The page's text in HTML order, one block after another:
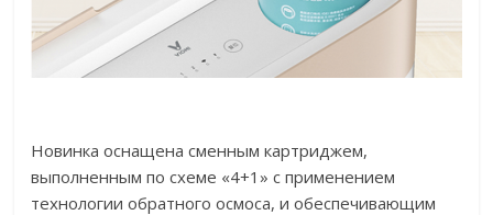
Новинка оснащена сменным картриджем,
выполненным по схеме «4+1» с применением
технологии обратного осмоса, и обеспечивающим